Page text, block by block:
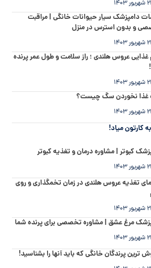
دامپزشک سیار حیوانات خانگی | مراقبت
و بدون استرس در منزل
غذایی عروس هلندی ؛ راز سلامت و طول عمر پرنده
غذا نخوردن سگ چیست؟
کارتون میاد!
کبوتر | مشاوره درمان و تغذیه کبوتر
تغذیه عروس هلندی در زمان تخمگذاری و روی
مرغ عشق | مشاوره تخصصی برای پرنده شما
ترین پرندگان خانگی که باید آنها را بشناسید!